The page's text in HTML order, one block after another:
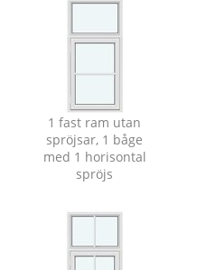
1 fast ram utan
spröjsar, 1 båge
med 1 horisontal
spröjs